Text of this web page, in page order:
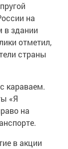
на
в здании
отметил,
страны
караваем.
«Я
на
в акции